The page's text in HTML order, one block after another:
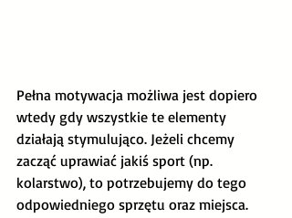
Pełna motywacja możliwa jest dopiero
wtedy gdy wszystkie te elementy
działają stymulująco. Jeżeli chcemy
zacząć uprawiać jakiś sport (np.
kolarstwo), to potrzebujemy do tego
odpowiedniego sprzętu oraz miejsca.